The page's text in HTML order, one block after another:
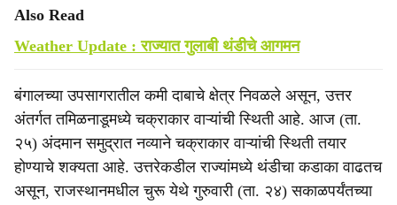
Also Read
Weather Update : राज्यात गुलाबी थंडीचे आगमन
बंगालच्या उपसागरातील कमी दाबाचे क्षेत्र निवळले असून, उत्तर
अंतर्गत तमिळनाडूमध्ये चक्राकार वाऱ्यांची स्थिती आहे. आज (ता.
२५) अंदमान समुद्रात नव्याने चक्राकार वाऱ्यांची स्थिती तयार
होण्याचे शक्यता आहे. उत्तरेकडील राज्यांमध्ये थंडीचा कडाका वाढतच
असून, राजस्थानमधील चुरू येथे गुरुवारी (ता. २४) सकाळपर्यंतच्या